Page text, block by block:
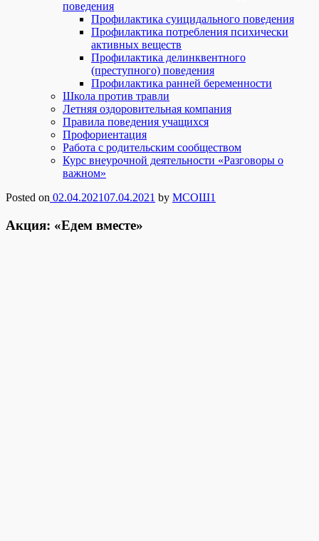
поведения
Профилактика суицидального поведения
Профилактика потребления психически
активных веществ
Профилактика делинквентного
(преступного) поведения
Профилактика ранней беременности
Школа против травли
Летняя оздоровительная компания
Правила поведения учащихся
Профориентация
Работа с родительским сообществом
Курс внеурочной деятельности «Разговоры о
важном»
Posted on 02.04.202107.04.2021 by МСОШ1
Акция: «Едем вместе»